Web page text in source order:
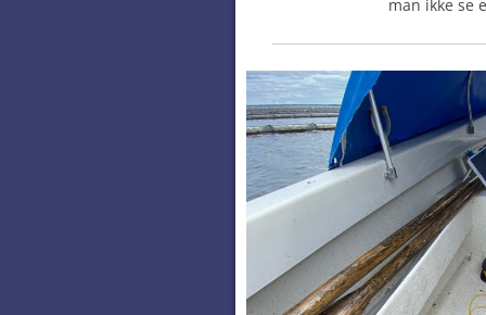
man ikke se